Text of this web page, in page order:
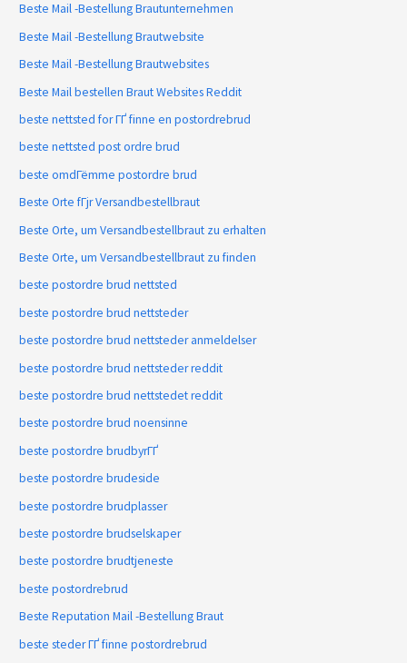
Beste Mail -Bestellung Brautunternehmen
Beste Mail -Bestellung Brautwebsite
Beste Mail -Bestellung Brautwebsites
Beste Mail bestellen Braut Websites Reddit
beste nettsted for ГҐ finne en postordrebrud
beste nettsted post ordre brud
beste omdГёmme postordre brud
Beste Orte fГјr Versandbestellbraut
Beste Orte, um Versandbestellbraut zu erhalten
Beste Orte, um Versandbestellbraut zu finden
beste postordre brud nettsted
beste postordre brud nettsteder
beste postordre brud nettsteder anmeldelser
beste postordre brud nettsteder reddit
beste postordre brud nettstedet reddit
beste postordre brud noensinne
beste postordre brudbyrГҐ
beste postordre brudeside
beste postordre brudplasser
beste postordre brudselskaper
beste postordre brudtjeneste
beste postordrebrud
Beste Reputation Mail -Bestellung Braut
beste steder ГҐ finne postordrebrud